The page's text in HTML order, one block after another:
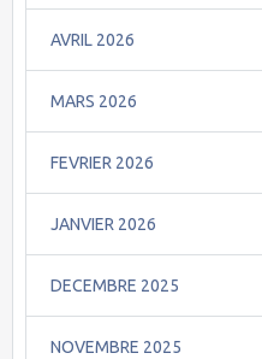
AVRIL 2026
MARS 2026
FEVRIER 2026
JANVIER 2026
DECEMBRE 2025
NOVEMBRE 2025